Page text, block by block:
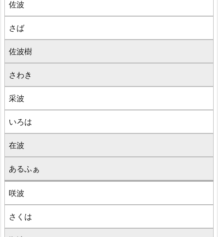
佐波
さば
佐波樹
さわき
采波
いろは
在波
あるふぁ
咲波
さくは